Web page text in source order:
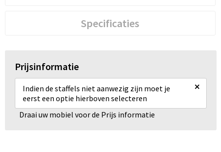
Specificaties
Prijsinformatie
Indien de staffels niet aanwezig zijn moet je
eerst een optie hierboven selecteren
×
Draai uw mobiel voor de Prijs informatie